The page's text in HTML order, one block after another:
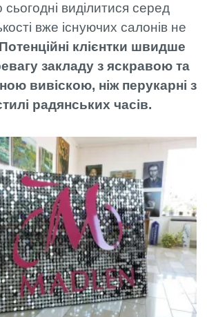
виділитися серед
вже існуючих салонів не
Потенційні клієнтки швидше
закладу з яскравою та
вивіскою, ніж перукарні з
радянських часів.